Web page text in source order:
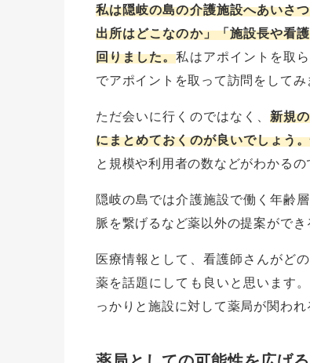
私は隠岐の島の介護施設へあいさ
出所はどこなのか」「施設長や看
回りました。私はアポイントを取
でアポイントを取って訪問をしてみ
ただ会いに行くのではなく、新規
にまとめておくのが良いでしょう。
と規模や利用者の数などがわかる
隠岐の島では介護施設で働く年齢
脈を繋げるなど薬以外の提案ができ
医療情報として、看護師さんがど
薬を話題にしても良いと思います
っかりと施設に対して薬局が関わ